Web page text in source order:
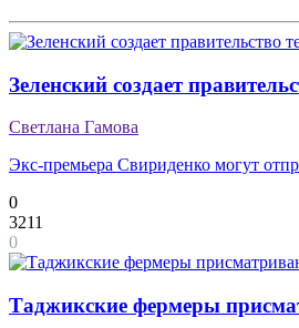
Зеленский создает
Светлана Гамова
Экс-премьера Свириденко могут
0
3211
0
Таджикские фермеры